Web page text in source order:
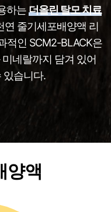
하는더올린 탈모 치료
연 줄기세포배양액 리
적인 SCM2-BLACK은
네랄까지 담겨 있어
있습니다.
양액